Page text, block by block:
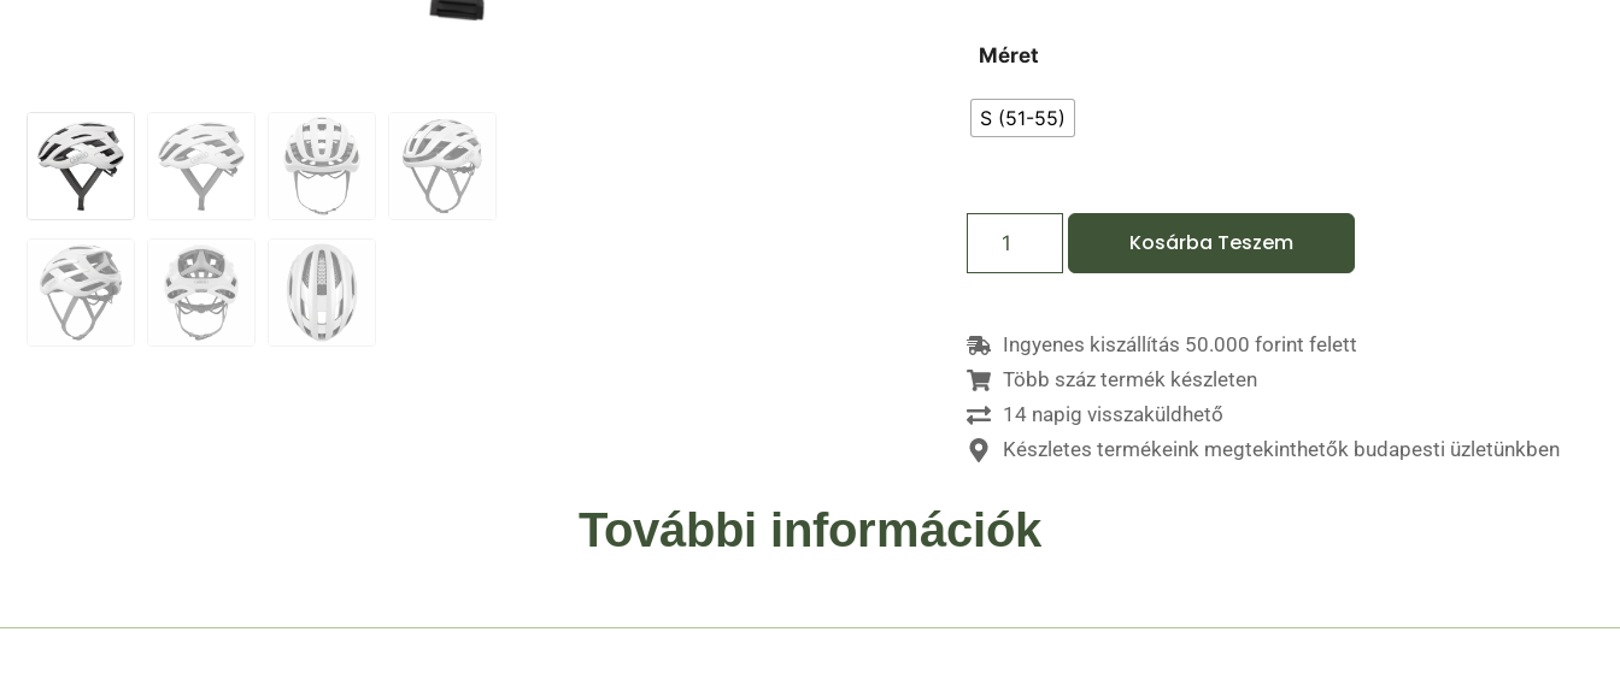
Méret
S (51-55)
Kosárba Teszem
Ingyenes kiszállítás 50.000 forint felett
Több száz termék készleten
14 napig visszaküldhető
Készletes termékeink megtekinthetők budapesti üzletünkben
További információk